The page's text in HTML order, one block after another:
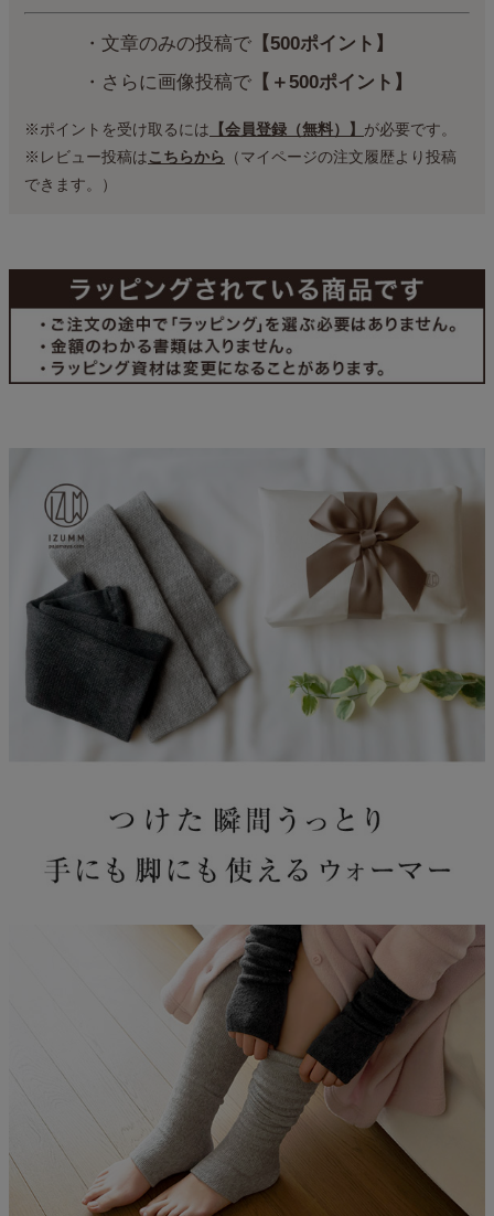
・文章のみの投稿で【500ポイント】
・さらに画像投稿で【＋500ポイント】
※ポイントを受け取るには 【会員登録（無料）】 が必要です。
※レビュー投稿はこちらから （マイページの注文履歴より投稿
できます。）